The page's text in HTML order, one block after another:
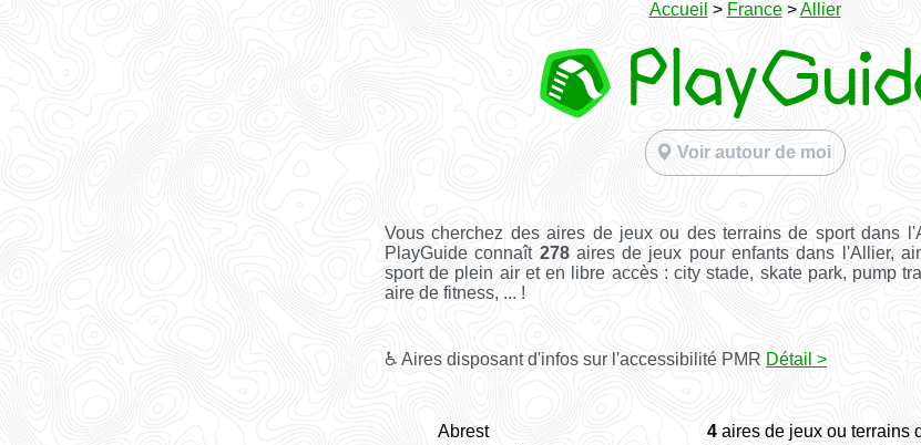
Accueil > France>Allier
Voir autour de moi
Vous cherchez des aires de jeux ou des terrains de sport dans
PlayGuide connaît 278aires de jeux pour enfants dans l'Allier,
sport de plein air et en libre accès : city stade, skate park, pump
aire de fitness, ... !
♿ Aires disposant d'infos sur l'accessibilité PMR Détail >
Abrest 4aires de jeux ou terrains